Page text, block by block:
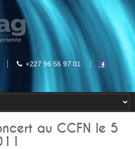
+227 96 56 97 01
au CCFN le 5